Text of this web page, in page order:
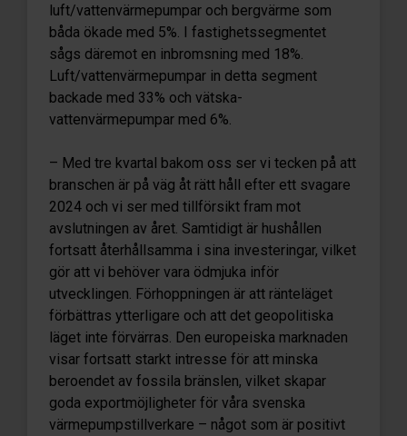
luft/vattenvärmepumpar och bergvärme som
båda ökade med 5%. I fastighetssegmentet
sågs däremot en inbromsning med 18%.
Luft/vattenvärmepumpar in detta segment
backade med 33% och vätska-
vattenvärmepumpar med 6%.
– Med tre kvartal bakom oss ser vi tecken på att
branschen är på väg åt rätt håll efter ett svagare
2024 och vi ser med tillförsikt fram mot
avslutningen av året. Samtidigt är hushållen
fortsatt återhållsamma i sina investeringar, vilket
gör att vi behöver vara ödmjuka inför
utvecklingen. Förhoppningen är att ränteläget
förbättras ytterligare och att det geopolitiska
läget inte förvärras. Den europeiska marknaden
visar fortsatt starkt intresse för att minska
beroendet av fossila bränslen, vilket skapar
goda exportmöjligheter för våra svenska
värmepumpstillverkare – något som är positivt